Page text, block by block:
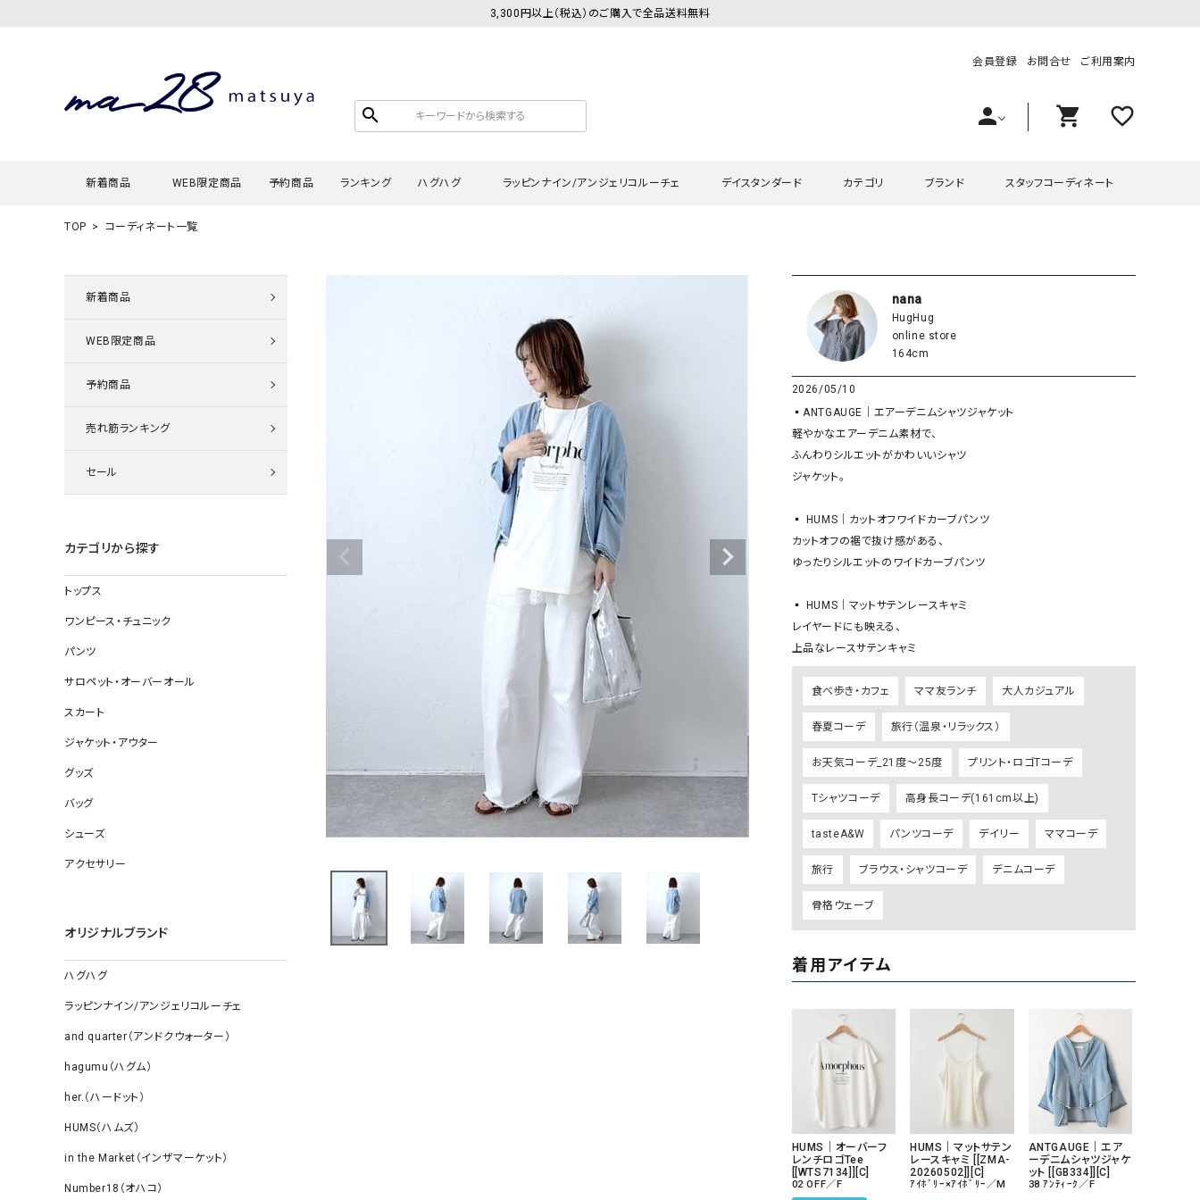
3,300円以上（税込）のご購入で全品送料無料
search
会員登録 お問合せ ご利用案内
person shopping_cart favorite_outline
新着商品 WEB限定商品 予約商品 ランキング ハグハグ
ロング・マキシ丈
その他スカート
すべて見る
帽子
ラッピンナイン/アンジェリコルーチェ
タンクトップ・キャミソール
その他のパンツ
デイスタンダード
チュニック
帽子
カテゴリ
ワンピース・チュニック
サロペット・オーバーオール
スカート
ジャケット・アウター
グッズ
ワンピース・チュニック
グッズ
ブランド
ラッピンナイン/アンジェリコルーチェ
hagumu（ハグム）
her.（ハードット）
and quarter（アンドクウォーター） HUMS（ハムズ）
Our.（アワードット）
Wrapin nine9（ラッピンナイン）
08mab(ゼロハチマブ)
1 metre carre（アンメートルキャレ ）
ーパーセントリノ）
トライブ）
adidas（アディダス） Lallia Mu（ラリア ムー）
Ampersand（アンパサンド） MICALLE MICALLE（ミカ
Antiquite's（アンティークス）
blue willow（ブルーウィロー）
blue willow（ブルーウィロー）
CONVERSE ALL STAR（コンバースオー
Risley（リズレー）
Champion（チャンピオン） RED CARD（レッドカード）
DENIM DUNGAREE（デニムダンガリー） SO（エスオー）
SUN VALLEY（サンバレー）
EVOL（イーボル）
SCOTCH&SODA（スコッチ
ダ）
Emma Taylor（エマテイラー） SUGAR ROSE（シュガーロ
スタッフコーディネート
TOP コーディネート一覧
新着商品
WEB限定商品
予約商品
売れ筋ランキング
セール
カテゴリから探す
トップス
ワンピース・チュニック
パンツ
サロペット・オーバーオール
スカート
ジャケット・アウター
グッズ
バッグ
シューズ
アクセサリー
オリジナルブランド
ハグハグ
ラッピンナイン/アンジェリコルーチェ
and quarter（アンドクウォーター）
hagumu（ハグム）
her.（ハードット）
HUMS（ハムズ）
in the Market（インザマーケット）
Number18（オハコ）
nana
HugHug
online store
164cm
2026/05/10
▪️ANTGAUGE｜エアーデニムシャツジャケット
軽やかなエアーデニム素材で、
ふんわりシルエットがかわいいシャツ
ジャケット。
▪️ HUMS｜カットオフワイドカーブパンツ
カットオフの裾で抜け感がある、
ゆったりシルエットのワイドカーブパンツ
▪️ HUMS｜マットサテンレースキャミ
レイヤードにも映える、
上品なレースサテンキャミ
食べ歩き・カフェ ママ友ランチ 大人カジュアル
春夏コーデ 旅行（温泉・リラックス）
お天気コーデ_21度～25度 プリント・ロゴTコーデ
Tシャツコーデ 高身長コーデ(161cm以上)
tasteA&W パンツコーデ デイリー ママコーデ
旅行 ブラウス・シャツコーデ デニムコーデ
骨格ウェーブ
着用アイテム
HUMS｜オーバーフ
レンチロゴTee
[[WTS7134]][C]
02 OFF／F
HUMS｜マットサテン
レースキャミ [[ZMA-
20260502]][C]
ｱｲﾎﾞﾘｰ×ｱｲﾎﾞﾘｰ／M
ANTGAUGE｜エア
ーデニムシャツジャケ
ット [[GB334]][C]
38 ｱﾝﾃｨｰｸ／F